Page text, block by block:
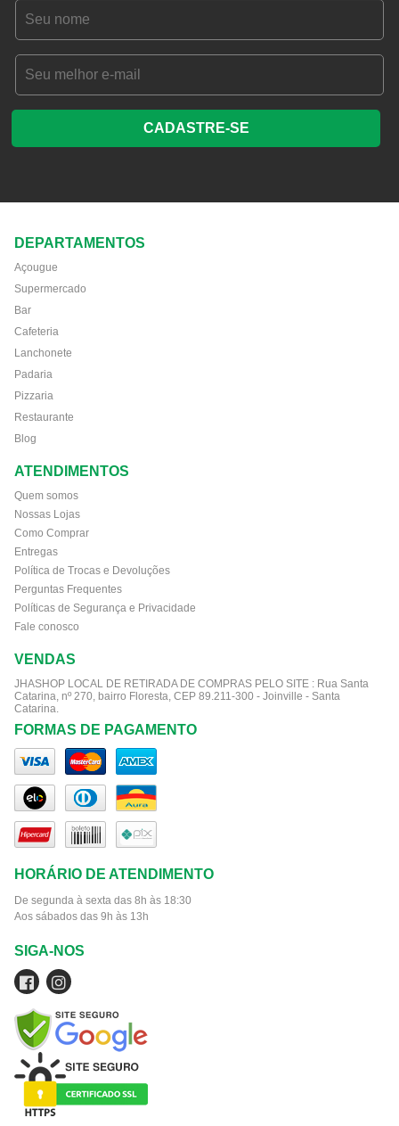
CADASTRE-SE
DEPARTAMENTOS
Açougue
Supermercado
Bar
Cafeteria
Lanchonete
Padaria
Pizzaria
Restaurante
Blog
ATENDIMENTOS
Quem somos
Nossas Lojas
Como Comprar
Entregas
Política de Trocas e Devoluções
Perguntas Frequentes
Políticas de Segurança e Privacidade
Fale conosco
VENDAS
JHASHOP LOCAL DE RETIRADA DE COMPRAS PELO SITE : Rua Santa
Catarina, nº 270, bairro Floresta, CEP 89.211-300 - Joinville - Santa
Catarina.
FORMAS DE PAGAMENTO
HORÁRIO DE ATENDIMENTO
De segunda à sexta das 8h às 18:30
Aos sábados das 9h às 13h
SIGA-NOS